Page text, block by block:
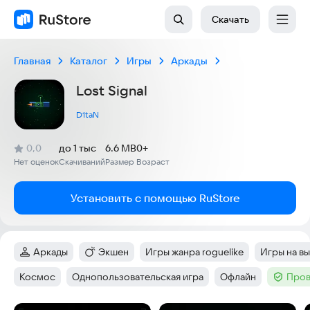
Скачать
Главная Каталог Игры Аркады
Lost Signal
D1taN
Рейтинг:
0,0
(
Нет оценок
)
Скачиваний
до 1 тыс
Размер
6.6 MB
Возраст
0+
Установить с помощью RuStore
Категория:
Аркады Категория
Экшен Тег:
Игры жанра roguelike Тег:
Игры на
Тег:
Космос Тег:
Однопользовательская игра Тег:
Офлайн Тег :